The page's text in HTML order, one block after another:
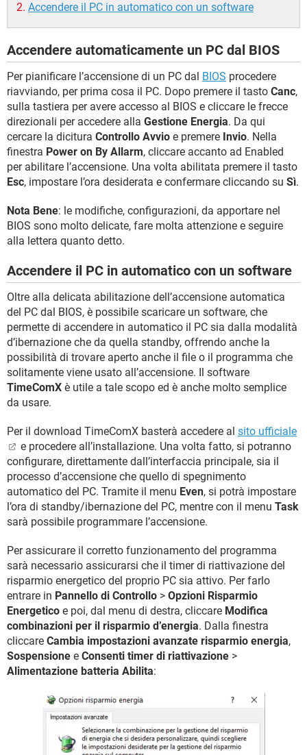
Accendere il PC in automatico con un software
Accendere automaticamente un PC dal BIOS
Per pianificare l’accensione di un PC dal BIOS procedere
riavviando, per prima cosa il PC. Dopo premere il tasto Canc,
sulla tastiera per avere accesso al BIOS e cliccare le frecce
direzionali per accedere alla Gestione Energia. Da qui
cercare la dicitura Controllo Avvio e premere Invio. Nella
finestra Power on By Allarm, cliccare accanto ad Enabled
per abilitare l’accensione. Una volta abilitata premere il tasto
Esc, impostare l’ora desiderata e confermare cliccando su Sì.
Nota Bene: le modifiche, configurazioni, da apportare nel
BIOS sono molto delicate, fare molta attenzione e seguire
alla lettera quanto detto.
Accendere il PC in automatico con un software
Oltre alla delicata abilitazione dell’accensione automatica
del PC dal BIOS, è possibile scaricare un software, che
permette di accendere in automatico il PC sia dalla modalità
d’ibernazione che da quella standby, offrendo anche la
possibilità di trovare aperto anche il file o il programma che
solitamente viene usato all’accensione. Il software
TimeComX è utile a tale scopo ed è anche molto semplice
da usare.
Per il download TimeComX basterà accedere al sito ufficiale
e procedere all’installazione. Una volta fatto, si potranno
configurare, direttamente dall’interfaccia principale, sia il
processo d’accensione che quello di spegnimento
automatico del PC. Tramite il menu Even, si potrà impostare
l’ora di standby/ibernazione del PC, mentre con il menu Task
sarà possibile programmare l’accensione.
Per assicurare il corretto funzionamento del programma
sarà necessario assicurarsi che il timer di riattivazione del
risparmio energetico del proprio PC sia attivo. Per farlo
entrare in Pannello di Controllo > Opzioni Risparmio
Energetico e poi, dal menu di destra, cliccare Modifica
combinazioni per il risparmio d’energia. Dalla finestra
cliccare Cambia impostazioni avanzate risparmio energia,
Sospensione e Consenti timer di riattivazione >
Alimentazione batteria Abilita: